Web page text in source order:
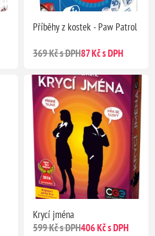
Příběhy z kostek - Paw Patrol
369 Kč s DPH87 Kč s DPH
Krycí jména
599 Kč s DPH406 Kč s DPH